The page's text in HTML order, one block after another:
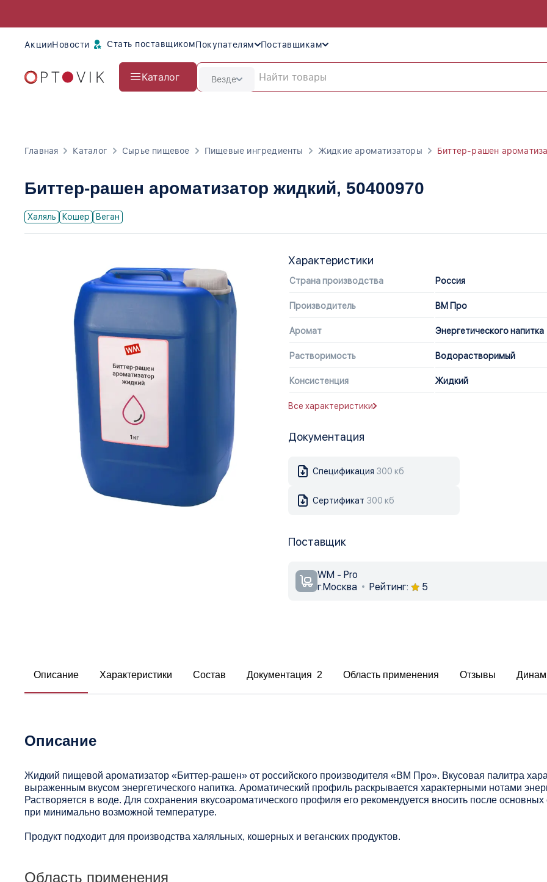
АкцииНовости Стать поставщикомПокупателям Поставщикам
Каталог Везде
Главная Каталог Сырье пищевое Пищевые ингредиенты Жидкие ароматизаторы Биттер-рашен
Биттер-рашен ароматизатор жидкий, 50400970
Халяль Кошер Веган
Характеристики
Страна производства Россия
Производитель ВМ Про
Аромат Энергетического напитка
Растворимость Водорастворимый
Консистенция Жидкий
Все характеристики
Документация
Спецификация 300 кб
Сертификат 300 кб
Поставщик
WM - Pro
г.Москва
Рейтинг: 5
Описание Характеристики Состав Документация 2 Область применения Отзывы
Описание
Жидкий пищевой ароматизатор «Биттер-рашен» от российского производителя «ВМ Про». Вкусовая палитра
выраженным вкусом энергетического напитка. Ароматический профиль раскрывается характерными нотами
Растворяется в воде. Для сохранения вкусоароматического профиля его рекомендуется вносить после основных
при минимально возможной температуре.
Продукт подходит для производства халяльных, кошерных и веганских продуктов.
Область применения